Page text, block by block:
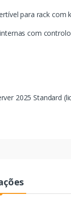
para rack com
com
2025 Standard